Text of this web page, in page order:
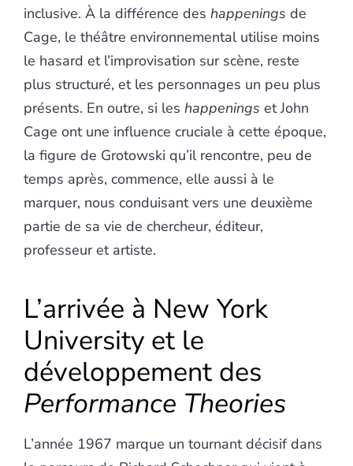
inclusive. À la différence des happenings de
Cage, le théâtre environnemental utilise moins
le hasard et l’improvisation sur scène, reste
plus structuré, et les personnages un peu plus
présents. En outre, si les happenings et John
Cage ont une influence cruciale à cette époque,
la figure de Grotowski qu’il rencontre, peu de
temps après, commence, elle aussi à le
marquer, nous conduisant vers une deuxième
partie de sa vie de chercheur, éditeur,
professeur et artiste.
L’arrivée à New York
University et le
développement des
Performance Theories
L’année 1967 marque un tournant décisif dans